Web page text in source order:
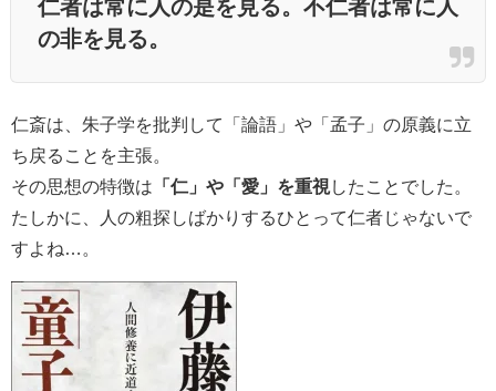
仁者は常に人の是を見る。不仁者は常に人
の非を見る。
仁斎は、朱子学を批判して「論語」や「孟子」の原義に立
ち戻ることを主張。
その思想の特徴は 「仁」や「愛」を重視 したことでした。
たしかに、人の粗探しばかりするひとって仁者じゃないで
すよね…。